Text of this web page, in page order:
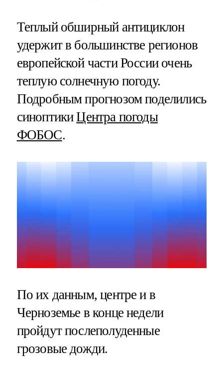
Теплый обширный антициклон
удержит в большинстве регионов
европейской части России очень
теплую солнечную погоду.
Подробным прогнозом поделились
синоптикиЦентра погоды
ФОБОС.
По их данным, центре и в
Черноземье в конце недели
пройдут послеполуденные
грозовые дожди.